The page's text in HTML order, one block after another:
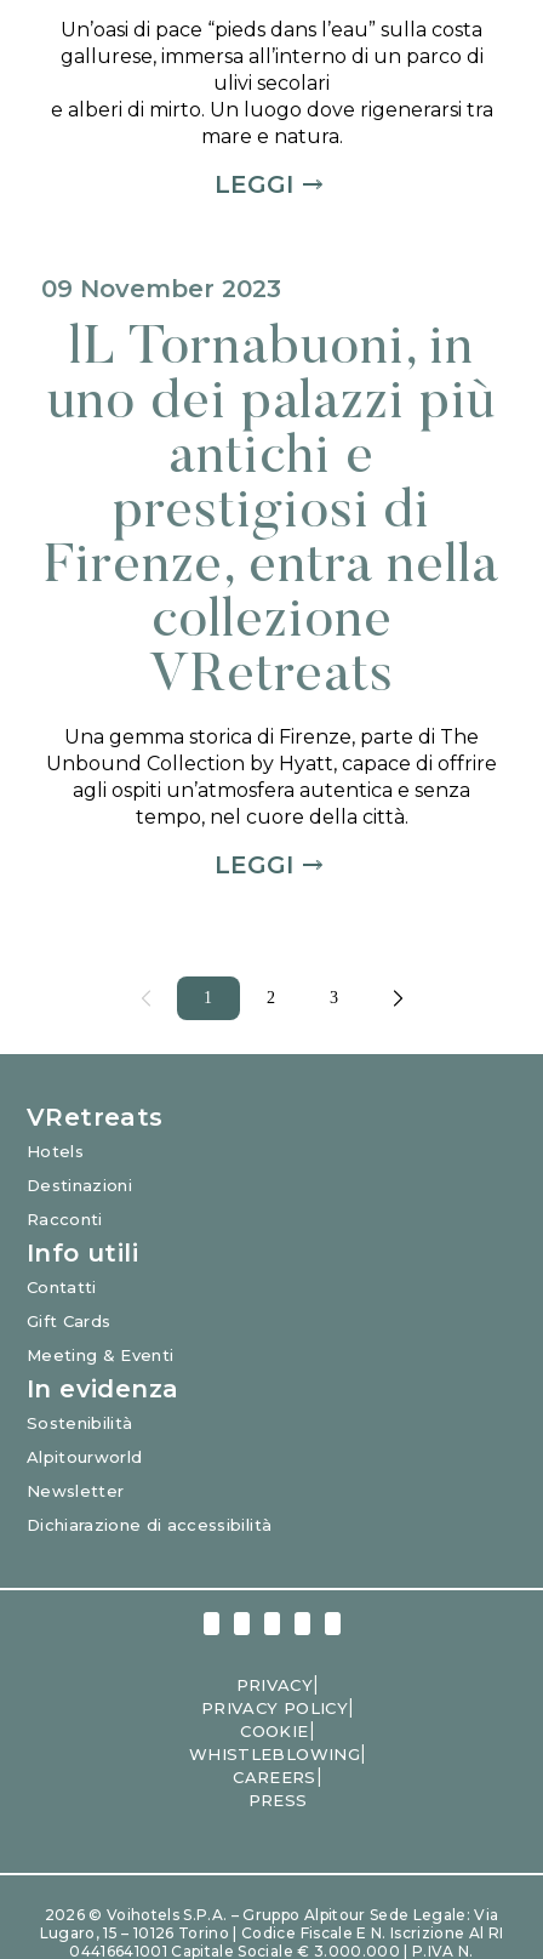
Un’oasi di pace “pieds dans l’eau” sulla costa
gallurese, immersa all’interno di un parco di
ulivi secolari
e alberi di mirto. Un luogo dove rigenerarsi tra
mare e natura.
LEGGI
09 November 2023
lL Tornabuoni, in
uno dei palazzi più
antichi e
prestigiosi di
Firenze, entra nella
collezione
VRetreats
Una gemma storica di Firenze, parte di The
Unbound Collection by Hyatt, capace di offrire
agli ospiti un’atmosfera autentica e senza
tempo, nel cuore della città.
LEGGI
1 2 3
VRetreats
Hotels
Destinazioni
Racconti
Info utili
Contatti
Gift Cards
Meeting & Eventi
In evidenza
Sostenibilità
Alpitourworld
Newsletter
Dichiarazione di accessibilità
PRIVACY
PRIVACY POLICY|
COOKIE
WHISTLEBLOWING
CAREERS
PRESS
2026 © Voihotels S.p.A. – Gruppo Alpitour Sede Legale: Via
Lugaro, 15 – 10126 Torino | Codice Fiscale E N. Iscrizione Al RI
04416641001 Capitale Sociale € 3.000.000 | P.IVA N.